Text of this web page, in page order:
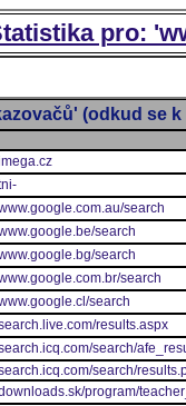
pro:
(odkud se k
search
search
search
search
search
results.aspx
search/
search/
program/